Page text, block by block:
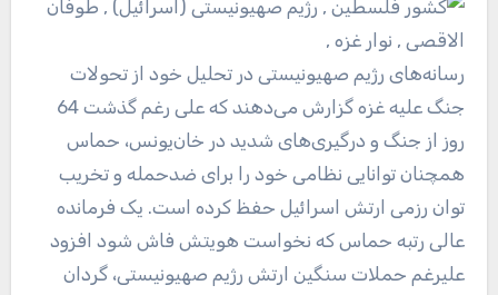
رسانه‌های رژیم صهیونیستی در تحلیل خود از تحولات
جنگ علیه غزه گزارش می‌دهند که علی رغم گذشت 64
روز از جنگ و درگیری‌های شدید در خان‌یونس، حماس
همچنان توانایی نظامی خود را برای ضدحمله و تخریب
توان رزمی ارتش اسرائیل حفظ کرده است. یک فرمانده
عالی رتبه حماس که نخواست هویتش فاش شود افزود
علیرغم حملات سنگین ارتش رژیم صهیونیستی، گردان